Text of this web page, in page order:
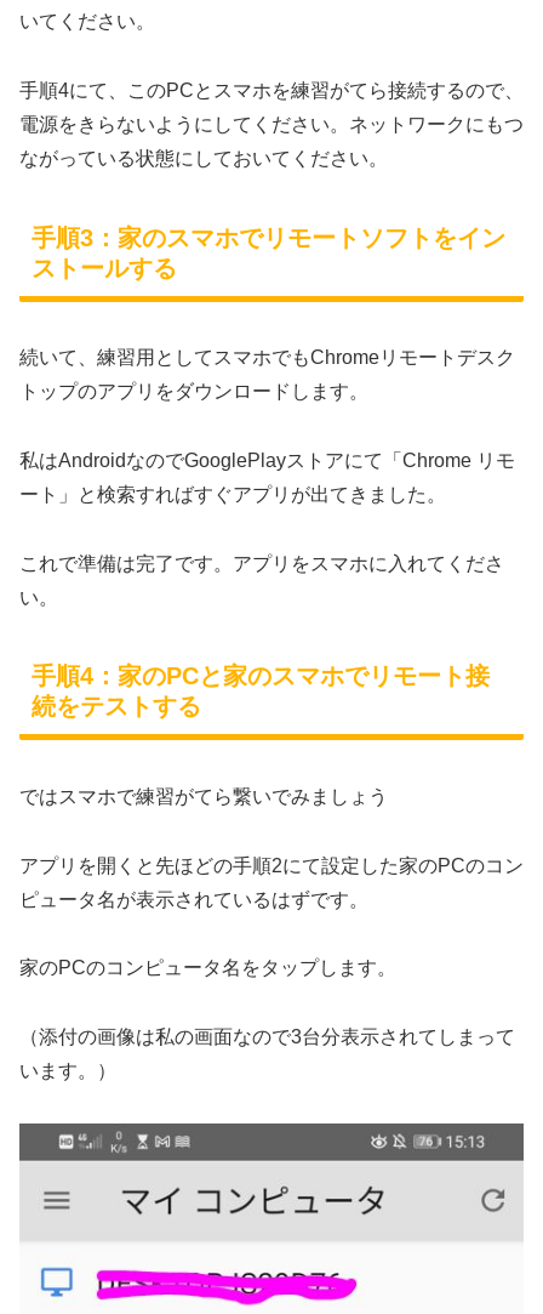
いてください。
手順4にて、このPCとスマホを練習がてら接続するので、
電源をきらないようにしてください。ネットワークにもつ
ながっている状態にしておいてください。
手順3：家のスマホでリモートソフトをイン
ストールする
続いて、練習用としてスマホでもChromeリモートデスク
トップのアプリをダウンロードします。
私はAndroidなのでGooglePlayストアにて「Chrome リモ
ート」と検索すればすぐアプリが出てきました。
これで準備は完了です。アプリをスマホに入れてくださ
い。
手順4：家のPCと家のスマホでリモート接
続をテストする
ではスマホで練習がてら繋いでみましょう
アプリを開くと先ほどの手順2にて設定した家のPCのコン
ピュータ名が表示されているはずです。
家のPCのコンピュータ名をタップします。
（添付の画像は私の画面なので3台分表示されてしまって
います。）